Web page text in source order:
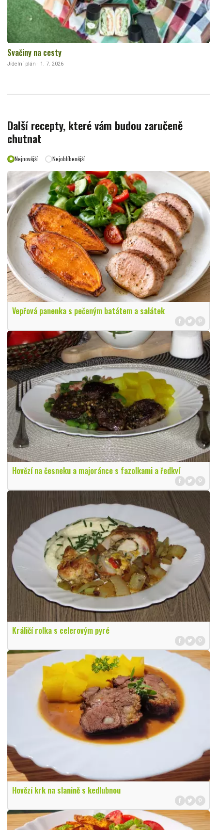
Svačiny na cesty
Jídelní plán · 1. 7. 2026
Další recepty, které vám budou zaručeně
chutnat
Nejnovější Nejoblíbenější
Vepřová panenka s pečeným batátem a salátek
Hovězí na česneku a majoránce s fazolkami a ředkví
Králičí rolka s celerovým pyré
Hovězí krk na slanině s kedlubnou